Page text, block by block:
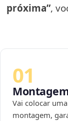
próxima”,
01
Vai colocar
montagem,